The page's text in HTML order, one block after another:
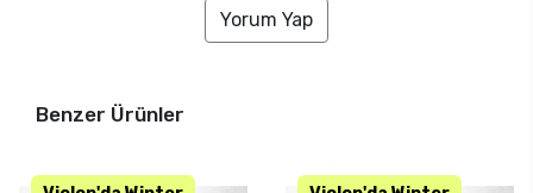
Yorum Yap
Benzer Ürünler